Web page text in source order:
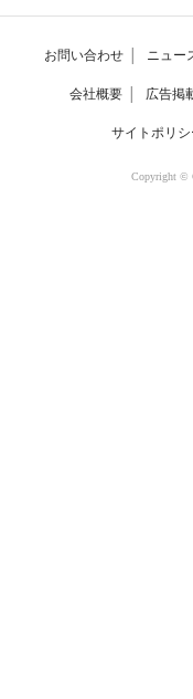
お問い合わせ ニュー
会社概要 広告掲
サイトポリシ
Copyright ©